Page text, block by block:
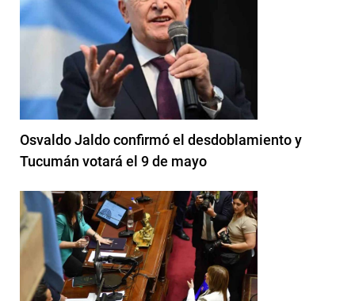
Osvaldo Jaldo confirmó el desdoblamiento y
Tucumán votará el 9 de mayo